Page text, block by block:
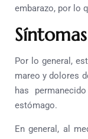
embarazo, por lo
Síntomas
Por lo general,
mareo y dolores
has
estómago.
En general, al